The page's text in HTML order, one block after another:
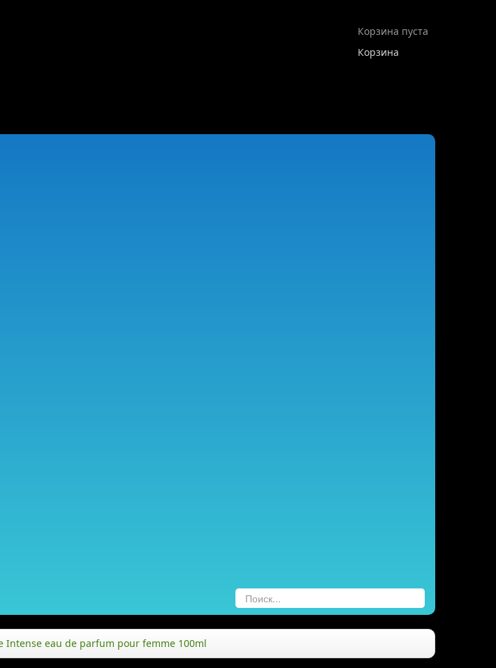
Корзина пуста
Корзина
Intense eau de parfum pour femme 100ml